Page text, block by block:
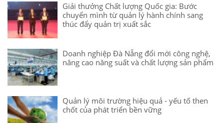
Giải thưởng Chất lượng Quốc gia: Bước
chuyển mình từ quản lý hành chính sang
thúc đẩy quản trị xuất sắc
Doanh nghiệp Đà Nẵng đổi mới công nghệ,
nâng cao năng suất và chất lượng sản phẩm
Quản lý môi trường hiệu quả - yếu tố then
chốt của phát triển bền vững